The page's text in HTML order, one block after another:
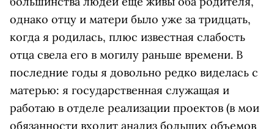
однако отцу и матери было уже за тридцать,
когда я родилась, плюс известная слабость
отца свела его в могилу раньше времени. В
последние годы я довольно редко виделась с
матерью: я государственная служащая и
работаю в отделе реализации проектов (в мои
обязанности входит анализ больших объемов